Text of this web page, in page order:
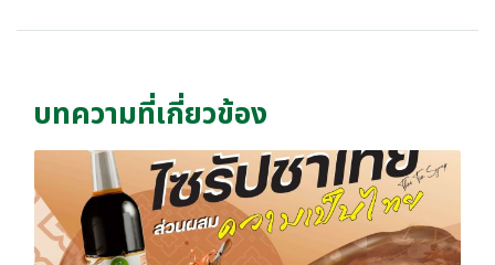
บทความที่เกี่ยวข้อง